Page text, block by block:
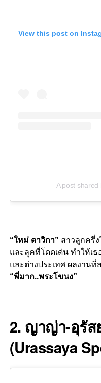
View this post on
A post
“ใหม่ ดาวิกา” สาวลูกครึ่
และลุคที่โดดเด่น ทำให้เ
และต่างประเทศ ผลงานที่
“พี่มาก..พระโขนง”
2. ญาญ่า-อุรัส
(Urassaya